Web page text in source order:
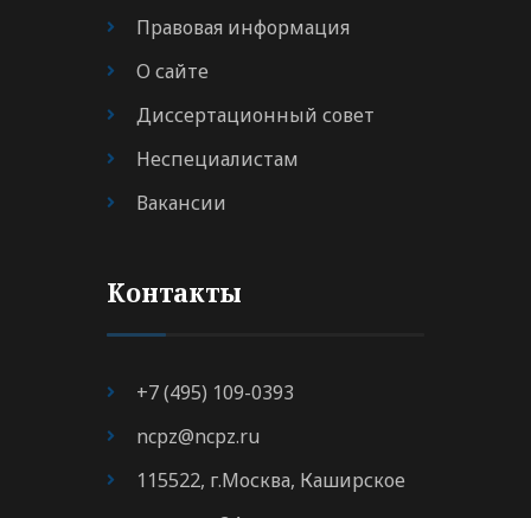
Правовая информация
О сайте
Диссертационный совет
Неспециалистам
Вакансии
Контакты
+7 (495) 109-0393
ncpz@ncpz.ru
115522, г.Москва, Каширское